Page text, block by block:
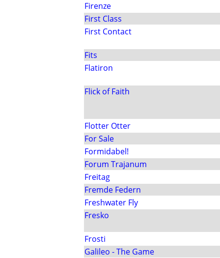
Firenze
First Class
First Contact
Fits
Flatiron
Flick of Faith
Flotter Otter
For Sale
Formidabel!
Forum Trajanum
Freitag
Fremde Federn
Freshwater Fly
Fresko
Frosti
Galileo - The Game